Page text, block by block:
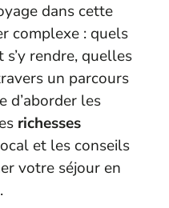
dans cette
complexe : quels
rendre, quelles
un parcours
d’aborder les
richesses
et les conseils
votre séjour en